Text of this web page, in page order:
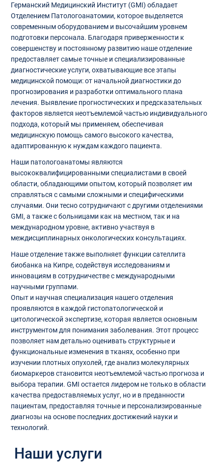
Германский Медицинский Институт (GMI) обладает
Отделением Патологоанатомии, которое выделяется
современным оборудованием и высочайшим уровнем
подготовки персонала. Благодаря приверженности к
совершенству и постоянному развитию наше отделение
предоставляет самые точные и специализированные
диагностические услуги, охватывающие все этапы
медицинской помощи: от начальной диагностики до
прогнозирования и разработки оптимального плана
лечения. Выявление прогностических и предсказательных
факторов является неотъемлемой частью индивидуального
подхода, который мы применяем, обеспечивая
медицинскую помощь самого высокого качества,
адаптированную к нуждам каждого пациента.
Наши патологоанатомы являются
высококвалифицированными специалистами в своей
области, обладающими опытом, который позволяет им
справляться с самыми сложными и специфическими
случаями. Они тесно сотрудничают с другими отделениями
GMI, а также с больницами как на местном, так и на
международном уровне, активно участвуя в
междисциплинарных онкологических консультациях.
Наше отделение также выполняет функции сателлита
биобанка на Кипре, содействуя исследованиям и
инновациям в сотрудничестве с международными
научными группами.
Опыт и научная специализация нашего отделения
проявляются в каждой гистопатологической и
цитологической экспертизе, которая является основным
инструментом для понимания заболевания. Этот процесс
позволяет нам детально оценивать структурные и
функциональные изменения в тканях, особенно при
изучении плотных опухолей, где анализ молекулярных
биомаркеров становится неотъемлемой частью прогноза и
выбора терапии. GMI остается лидером не только в области
качества предоставляемых услуг, но и в преданности
пациентам, предоставляя точные и персонализированные
диагнозы на основе последних достижений науки и
технологий.
Наши услуги